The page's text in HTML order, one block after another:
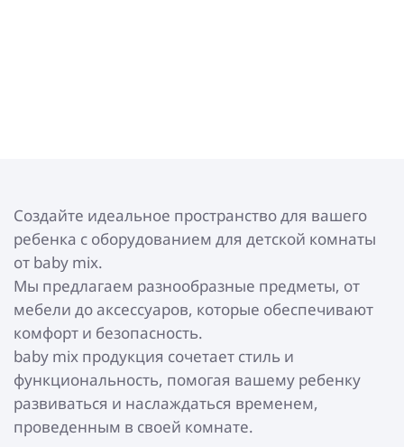
Создайте идеальное пространство для вашего
ребенка с оборудованием для детской комнаты
от baby mix.
Мы предлагаем разнообразные предметы, от
мебели до аксессуаров, которые обеспечивают
комфорт и безопасность.
baby mix продукция сочетает стиль и
функциональность, помогая вашему ребенку
развиваться и наслаждаться временем,
проведенным в своей комнате.